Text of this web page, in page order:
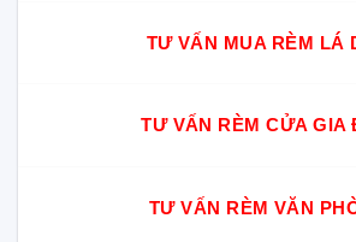
TƯ VẤN MUA RÈM LÁ
TƯ VẤN RÈM CỬA GIA
TƯ VẤN RÈM VĂN